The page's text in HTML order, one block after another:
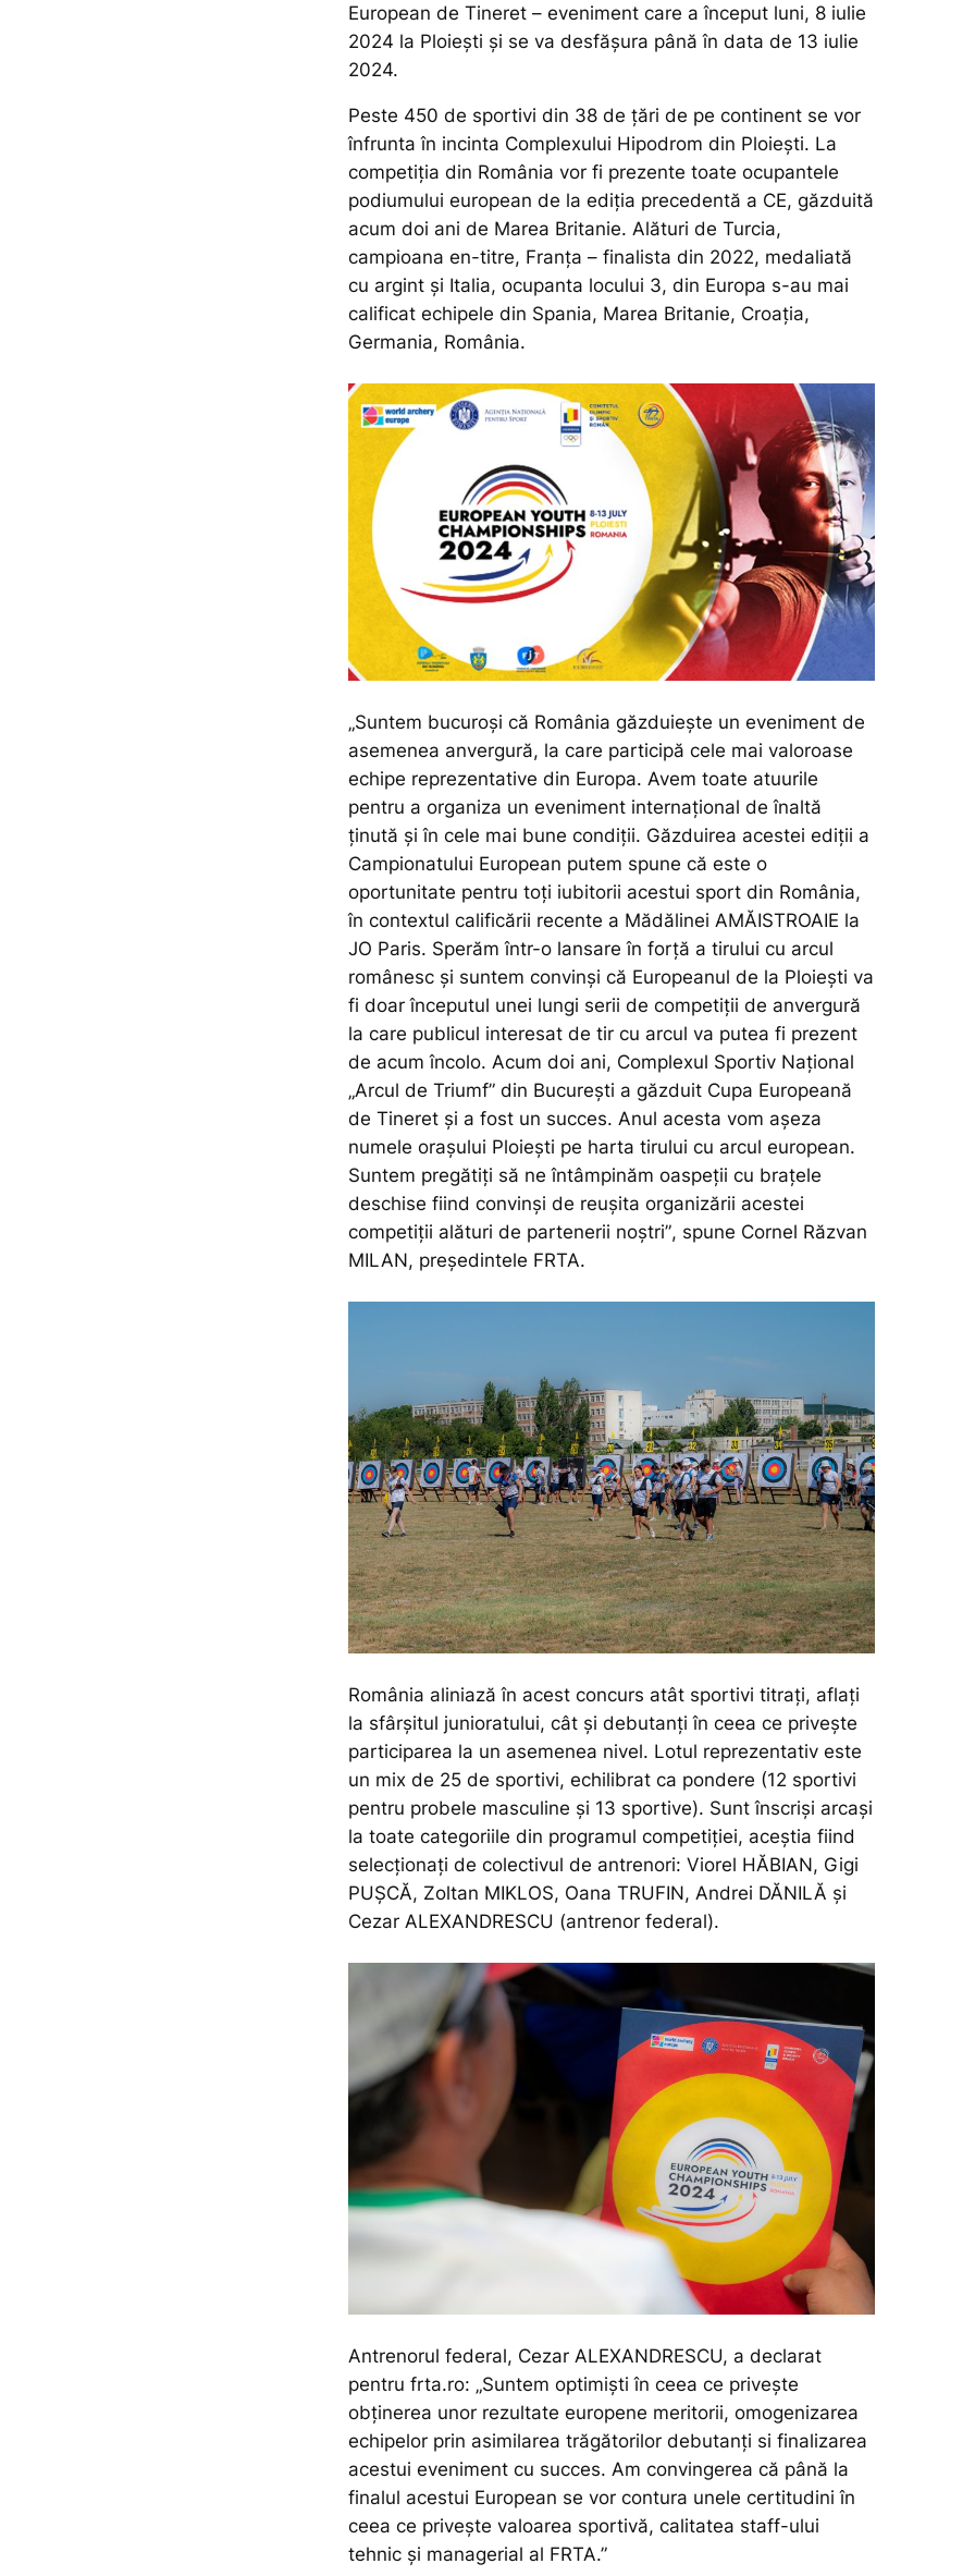
European de Tineret – eveniment care a început luni, 8 iulie
2024 la Ploiești și se va desfășura până în data de 13 iulie
2024.
Peste 450 de sportivi din 38 de țări de pe continent se vor
înfrunta în incinta Complexului Hipodrom din Ploiești. La
competiția din România vor fi prezente toate ocupantele
podiumului european de la ediția precedentă a CE, găzduită
acum doi ani de Marea Britanie. Alături de Turcia,
campioana en-titre, Franța – finalista din 2022, medaliată
cu argint și Italia, ocupanta locului 3, din Europa s-au mai
calificat echipele din Spania, Marea Britanie, Croația,
Germania, România.
„Suntem bucuroși că România găzduiește un eveniment de
asemenea anvergură, la care participă cele mai valoroase
echipe reprezentative din Europa. Avem toate atuurile
pentru a organiza un eveniment internațional de înaltă
ținută și în cele mai bune condiții. Găzduirea acestei ediții a
Campionatului European putem spune că este o
oportunitate pentru toți iubitorii acestui sport din România,
în contextul calificării recente a Mădălinei AMĂISTROAIE la
JO Paris. Sperăm într-o lansare în forță a tirului cu arcul
românesc și suntem convinși că Europeanul de la Ploiești va
fi doar începutul unei lungi serii de competiții de anvergură
la care publicul interesat de tir cu arcul va putea fi prezent
de acum încolo. Acum doi ani, Complexul Sportiv Național
„Arcul de Triumf” din București a găzduit Cupa Europeană
de Tineret și a fost un succes. Anul acesta vom așeza
numele orașului Ploiești pe harta tirului cu arcul european.
Suntem pregătiți să ne întâmpinăm oaspeții cu brațele
deschise fiind convinși de reușita organizării acestei
competiții alături de partenerii noștri”, spune Cornel Răzvan
MILAN, președintele FRTA.
România aliniază în acest concurs atât sportivi titrați, aflați
la sfârșitul junioratului, cât şi debutanți în ceea ce privește
participarea la un asemenea nivel. Lotul reprezentativ este
un mix de 25 de sportivi, echilibrat ca pondere (12 sportivi
pentru probele masculine şi 13 sportive). Sunt înscriși arcași
la toate categoriile din programul competiției, aceștia fiind
selecționați de colectivul de antrenori: Viorel HĂBIAN, Gigi
PUŞCĂ, Zoltan MIKLOS, Oana TRUFIN, Andrei DĂNILĂ şi
Cezar ALEXANDRESCU (antrenor federal).
Antrenorul federal, Cezar ALEXANDRESCU, a declarat
pentru frta.ro: „Suntem optimiști în ceea ce privește
obținerea unor rezultate europene meritorii, omogenizarea
echipelor prin asimilarea trăgătorilor debutanți si finalizarea
acestui eveniment cu succes. Am convingerea că până la
finalul acestui European se vor contura unele certitudini în
ceea ce privește valoarea sportivă, calitatea staff-ului
tehnic şi managerial al FRTA.”